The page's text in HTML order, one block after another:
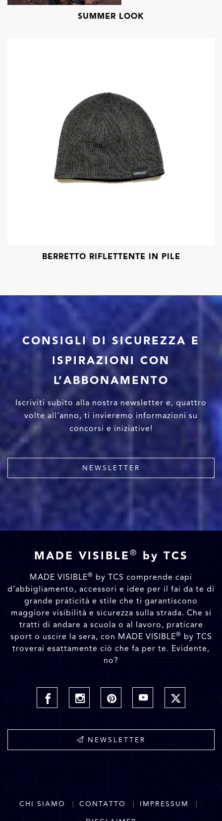
SUMMER LOOK
BERRETTO RIFLETTENTE IN PILE
CONSIGLI DI SICUREZZA E
ISPIRAZIONI CON
L’ABBONAMENTO
Iscriviti subito alla nostra newsletter e, quattro
volte all’anno, ti invieremo informazioni su
concorsi e iniziative!
NEWSLETTER
MADE VISIBLE ® by TCS
MADE VISIBLE® by TCS comprende capi
d’abbigliamento, accessori e idee per il fai da te di
grande praticità e stile che ti garantiscono
maggiore visibilità e sicurezza sulla strada. Che si
tratti di andare a scuola o al lavoro, praticare
sport o uscire la sera, con MADE VISIBLE® by TCS
troverai esattamente ciò che fa per te. Evidente,
no?
NEWSLETTER
CHI SIAMO CONTATTO IMPRESSUM